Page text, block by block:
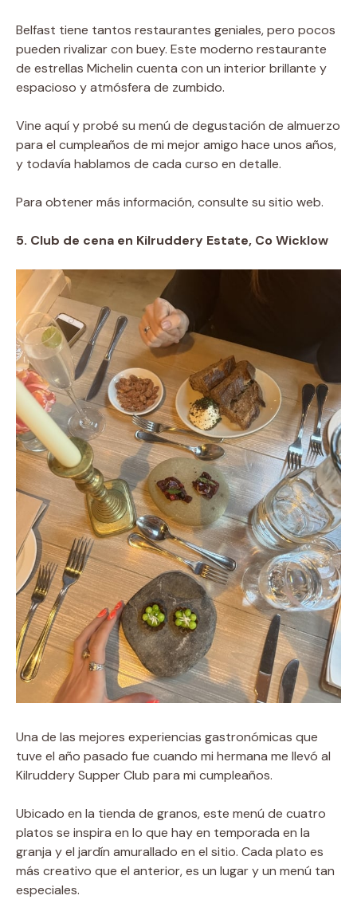
Belfast tiene tantos restaurantes geniales, pero pocos
pueden rivalizar con buey. Este moderno restaurante
de estrellas Michelin cuenta con un interior brillante y
espacioso y atmósfera de zumbido.
Vine aquí y probé su menú de degustación de almuerzo
para el cumpleaños de mi mejor amigo hace unos años,
y todavía hablamos de cada curso en detalle.
Para obtener más información, consulte su sitio web.
5. Club de cena en Kilruddery Estate, Co Wicklow
Una de las mejores experiencias gastronómicas que
tuve el año pasado fue cuando mi hermana me llevó al
Kilruddery Supper Club para mi cumpleaños.
Ubicado en la tienda de granos, este menú de cuatro
platos se inspira en lo que hay en temporada en la
granja y el jardín amurallado en el sitio. Cada plato es
más creativo que el anterior, es un lugar y un menú tan
especiales.